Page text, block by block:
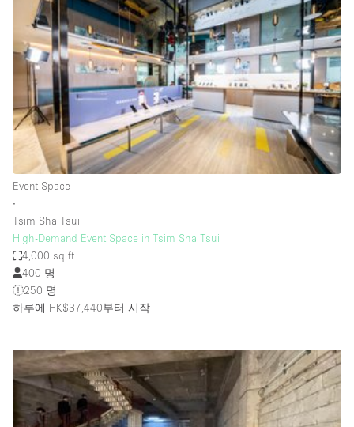
Photo / Filming Studio
Restaurant / Bar / Cafe
Rooftop
Salon
Shop Share
Stall / Market Stall
Truck
Warehouse
공간 기능
Animals Friendly
Bar
Bathroom
Event Space
∙
Tsim Sha Tsui
High-Demand Event Space in Tsim Sha Tsui
4,000 sq ft
400 명
250 명
하루에 HK$37,440부터 시작